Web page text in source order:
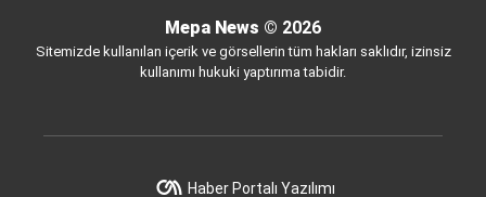
Mepa News © 2026
Sitemizde kullanılan içerik ve görsellerin tüm hakları saklıdır, izinsiz
kullanımı hukuki yaptırıma tabidir.
Haber Portalı Yazılımı